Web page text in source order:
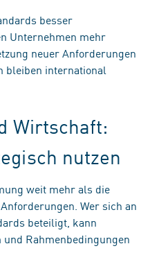
besser
Unternehmen mehr
neuer Anforderungen
bleiben international
Wirtschaft:
nutzen
weit mehr als die
Wer sich an
beteiligt, kann
Rahmenbedingungen